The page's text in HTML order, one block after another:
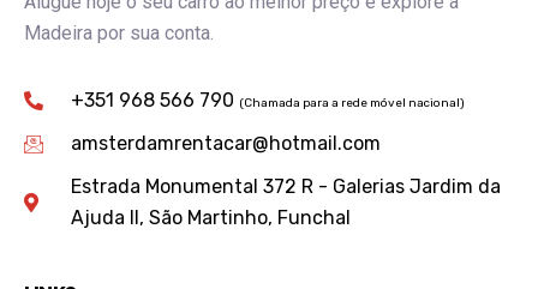
Madeira por sua conta.
+351 968 566 790 (Chamada para a rede móvel nacional)
amsterdamrentacar@hotmail.com
Estrada Monumental 372 R - Galerias Jardim da
Ajuda II, São Martinho, Funchal